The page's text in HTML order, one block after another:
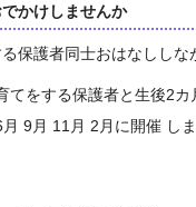
かけしませんか
保護者同士おはなしし
てをする保護者と生後2カ
9月 11月 2月に開催 しま